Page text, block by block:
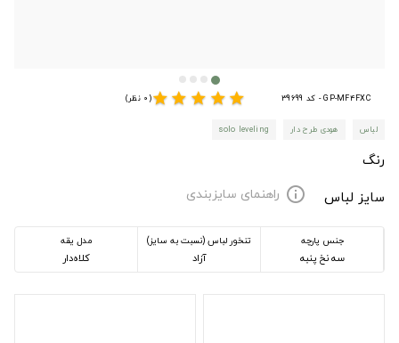
GP-MF4FXC - کد 39699 star
star
star
star
star(0 نظر)
لباس هودی طرح دار solo leveling
رنگ
سایز لباس
info راهنمای سایزبندی
جنس پارچه
سه نخ پنبه
تنخور لباس (نسبت به سایز)
آزاد
مدل یقه
کلاه‌دار